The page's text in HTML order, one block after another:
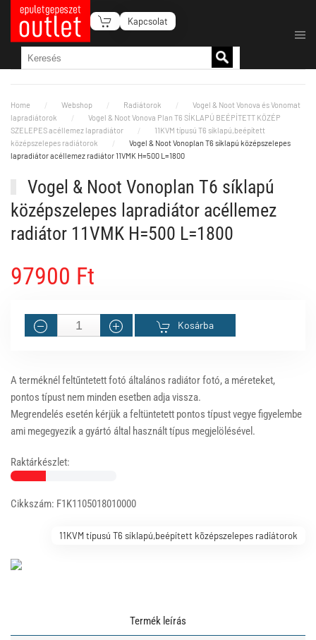
Fő tartalom átugrása
Kapcsolat
Home Webshop Radiátorok
Vogel & Noot Vonova és Vonomat
lapradiátorok
Vogel & Noot Vonova Plan T6 SÍKLAPÚ BEÉPÍTETT KÖZÉP
SZELEPES acéllemez lapradiátor
11KVM típusú T6 síklapú,beépített
középszelepes radiátorok
Vogel & Noot Vonoplan T6 síklapú középszelepes
lapradiátor acéllemez radiátor 11VMK H=500 L=1800
Vogel & Noot Vonoplan T6 síklapú
középszelepes lapradiátor acéllemez
radiátor 11VMK H=500 L=1800
97900 Ft
Kosárba
A terméknél feltűntetett fotó általános radiátor fotó, a méreteket,
pontos típust nem minden esetben adja vissza.
Megrendelés esetén kérjük a feltüntetett pontos típust vegye figyelembe
ami megegyezik a gyártó által használt típus megjelölésével.
Raktárkészlet:
Cikkszám: F1K1105018010000
11KVM típusú T6 síklapú,beépített középszelepes radiátorok
Termék leírás